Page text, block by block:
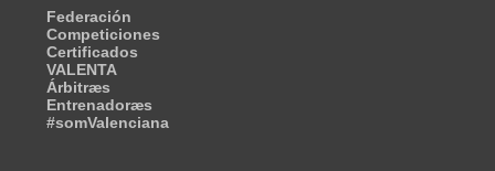
Federación
Competiciones
Certificados
VALENTA
Árbitræs
Entrenadoræs
#somValenciana